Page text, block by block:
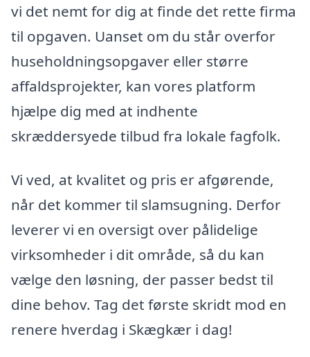
vi det nemt for dig at finde det rette firma
til opgaven. Uanset om du står overfor
huseholdningsopgaver eller større
affaldsprojekter, kan vores platform
hjælpe dig med at indhente
skræddersyede tilbud fra lokale fagfolk.
Vi ved, at kvalitet og pris er afgørende,
når det kommer til slamsugning. Derfor
leverer vi en oversigt over pålidelige
virksomheder i dit område, så du kan
vælge den løsning, der passer bedst til
dine behov. Tag det første skridt mod en
renere hverdag i Skægkær i dag!